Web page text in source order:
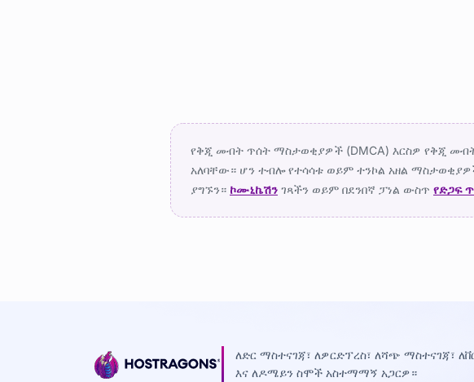
የቅጂ መብት ጥሰት ማስታወቂያዎች (DMCA) እርስዎ የቅጂ
አለባቸው። ሆን ተብሎ የተሳሳቱ ወይም ተንኮል አዘል
ያግኙን። ኮሙኒኬሽን ገጻችን ወይም በደንበኛ ፓነል ውስጥ የድጋፍ
ለድር ማስተናገጃ፣ ለዎርድፕረስ፣ ለሻጭ ማስተናገጃ፣
እና ለዶሜይን ስሞች አስተማማኝ አጋርዎ።